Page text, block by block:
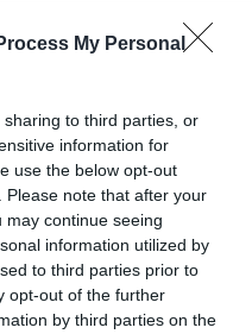
My Personal
to third parties, or
information for
use the below opt-out
note that after your
continue seeing
information utilized by
to third parties prior to
opt-out of the further
by third parties on the